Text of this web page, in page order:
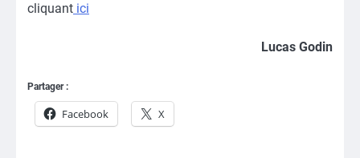
cliquant ici
Lucas Godin
Partager :
Facebook X